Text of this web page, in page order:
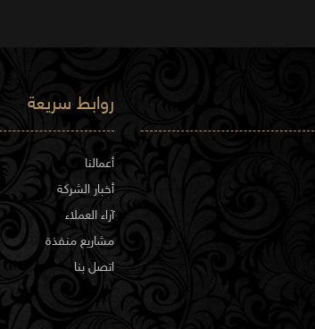
روابط سريعة
أعمالنا
أخبار الشركة
آراء العملاء
مشاريع منفذة
اتصل بنا